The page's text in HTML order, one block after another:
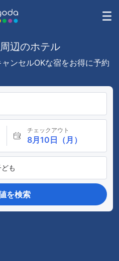
辺のホテル
ンセルOKな宿をお得に予約
チェックアウト
8月10日（月）
も
を検索